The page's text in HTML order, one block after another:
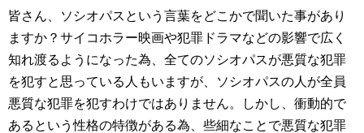
皆さん、ソシオパスという言葉をどこかで聞いた事があり
ますか？サイコホラー映画や犯罪ドラマなどの影響で広く
知れ渡るようになった為、全てのソシオパスが悪質な犯罪
を犯すと思っている人もいますが、ソシオパスの人が全員
悪質な犯罪を犯すわけではありません。しかし、衝動的で
あるという性格の特徴がある為、些細なことで悪質な犯罪